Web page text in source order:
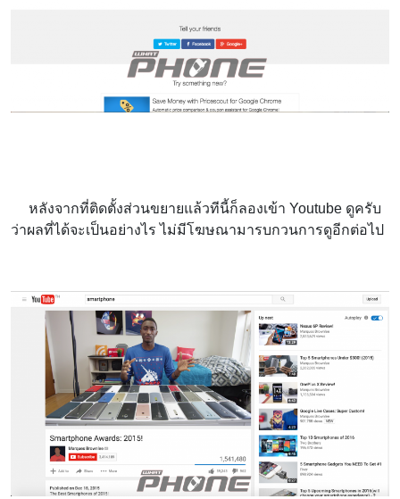
หลังจากที่ติดตั้งส่วนขยายแล้วทีนี้ก็ลองเข้า Youtube ดูครับ
ว่าผลที่ได้จะเป็นอย่างไร ไม่มีโฆษณามารบกวนการดูอีกต่อไป